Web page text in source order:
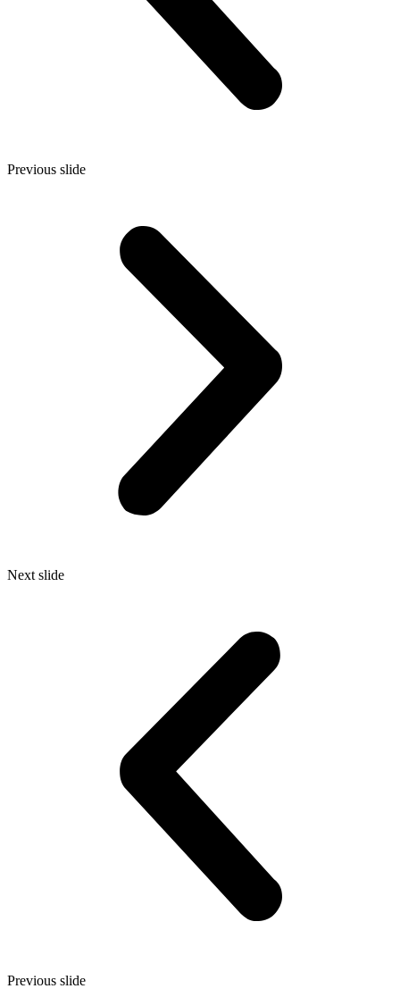
Previous slide
Next slide
Previous slide